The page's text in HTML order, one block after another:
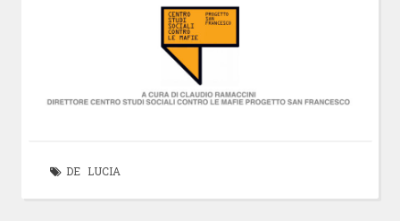
DE LUCIA